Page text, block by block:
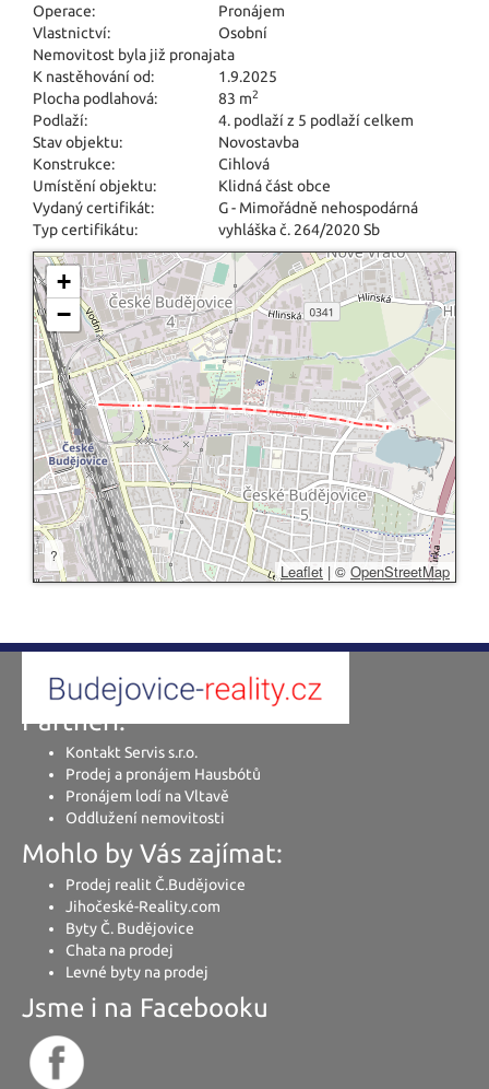
Operace:
Pronájem
Vlastnictví:
Osobní
Nemovitost byla již pronajata
K nastěhování od:
1.9.2025
Plocha podlahová:
83 m2
Podlaží:
4. podlaží z 5 podlaží celkem
Stav objektu:
Novostavba
Konstrukce:
Cihlová
Umístění objektu:
Klidná část obce
Vydaný certifikát:
G - Mimořádně nehospodárná
Typ certifikátu:
vyhláška č. 264/2020 Sb
+
−
?
Leaflet | © OpenStreetMap
Partneři:
Kontakt Servis s.r.o.
Prodej a pronájem Hausbótů
Pronájem lodí na Vltavě
Oddlužení nemovitosti
Mohlo by Vás zajímat:
Prodej realit Č.Budějovice
Jihočeské-Reality.com
Byty Č. Budějovice
Chata na prodej
Levné byty na prodej
Jsme i na Facebooku